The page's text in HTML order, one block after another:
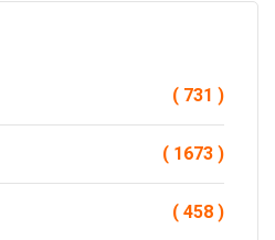
( 731 )
( 1673 )
( 458 )